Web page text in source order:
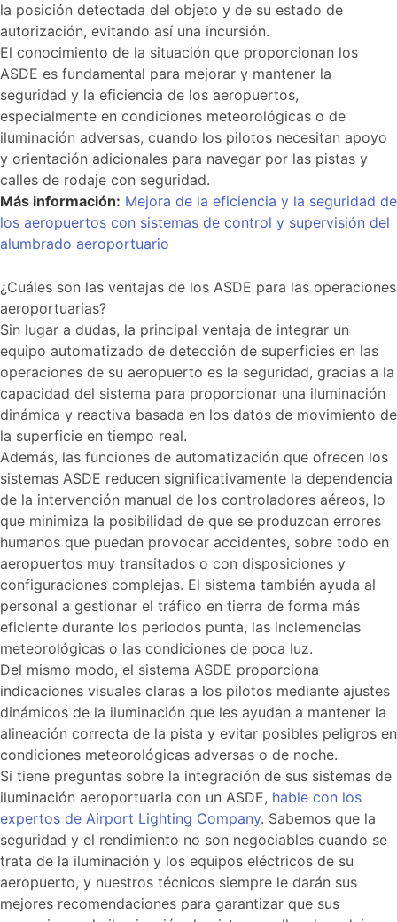
la posición detectada del objeto y de su estado de
autorización, evitando así una incursión.
El conocimiento de la situación que proporcionan los
ASDE es fundamental para mejorar y mantener la
seguridad y la eficiencia de los aeropuertos,
especialmente en condiciones meteorológicas o de
iluminación adversas, cuando los pilotos necesitan apoyo
y orientación adicionales para navegar por las pistas y
calles de rodaje con seguridad.
Más información: Mejora de la eficiencia y la seguridad de
los aeropuertos con sistemas de control y supervisión del
alumbrado aeroportuario
¿Cuáles son las ventajas de los ASDE para las operaciones
aeroportuarias?
Sin lugar a dudas, la principal ventaja de integrar un
equipo automatizado de detección de superficies en las
operaciones de su aeropuerto es la seguridad, gracias a la
capacidad del sistema para proporcionar una iluminación
dinámica y reactiva basada en los datos de movimiento de
la superficie en tiempo real.
Además, las funciones de automatización que ofrecen los
sistemas ASDE reducen significativamente la dependencia
de la intervención manual de los controladores aéreos, lo
que minimiza la posibilidad de que se produzcan errores
humanos que puedan provocar accidentes, sobre todo en
aeropuertos muy transitados o con disposiciones y
configuraciones complejas. El sistema también ayuda al
personal a gestionar el tráfico en tierra de forma más
eficiente durante los periodos punta, las inclemencias
meteorológicas o las condiciones de poca luz.
Del mismo modo, el sistema ASDE proporciona
indicaciones visuales claras a los pilotos mediante ajustes
dinámicos de la iluminación que les ayudan a mantener la
alineación correcta de la pista y evitar posibles peligros en
condiciones meteorológicas adversas o de noche.
Si tiene preguntas sobre la integración de sus sistemas de
iluminación aeroportuaria con un ASDE, hable con los
expertos de Airport Lighting Company. Sabemos que la
seguridad y el rendimiento no son negociables cuando se
trata de la iluminación y los equipos eléctricos de su
aeropuerto, y nuestros técnicos siempre le darán sus
mejores recomendaciones para garantizar que sus